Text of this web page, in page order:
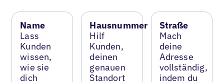
Name
Lass
Kunden
wissen,
wie sie
dich
Hausnummer
Hilf
Kunden,
deinen
genauen
Standort
Straße
Mach
deine
Adresse
vollständig,
indem du